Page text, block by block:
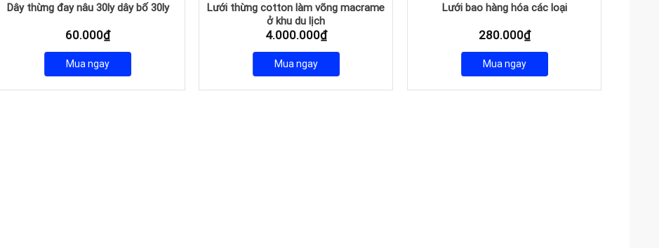
Dây thừng đay nâu 30ly dây bố 30ly
60.000₫
Mua ngay
Lưới thừng cotton làm võng macrame
ở khu du lịch
4.000.000₫
Mua ngay
Lưới bao hàng hóa các loại
280.000₫
Mua ngay